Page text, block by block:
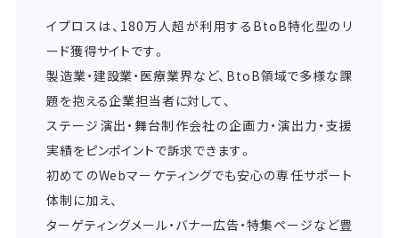
イプロスは、180万人超が利用するBtoB特化型のリ
ード獲得サイトです。
製造業・建設業・医療業界など、BtoB領域で多様な課
題を抱える企業担当者に対して、
ステージ演出・舞台制作会社の企画力・演出力・支援
実績をピンポイントで訴求できます。
初めてのWebマーケティングでも安心の専任サポート
体制に加え、
ターゲティングメール・バナー広告・特集ページなど豊